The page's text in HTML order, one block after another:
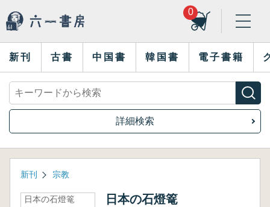
0
新刊 古書 中国書 韓国書 電子書籍
詳細検索
新刊 宗教
日本の石燈篭 日本の石燈篭